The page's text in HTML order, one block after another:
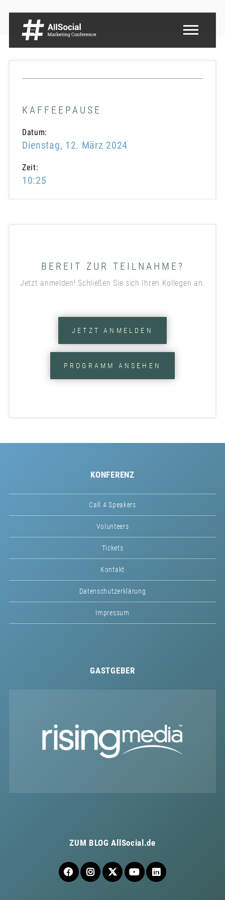
KAFFEEPAUSE
Datum:
Dienstag, 12. März 2024
Zeit:
10:25
BEREIT ZUR TEILNAHME?
Jetzt anmelden! Schließen Sie sich Ihren Kollegen an.
JETZT ANMELDEN
PROGRAMM ANSEHEN
KONFERENZ
Call 4 Speakers
Volunteers
Tickets
Kontakt
Datenschutzerklärung
Impressum
GASTGEBER
ZUM BLOGAllSocial.de